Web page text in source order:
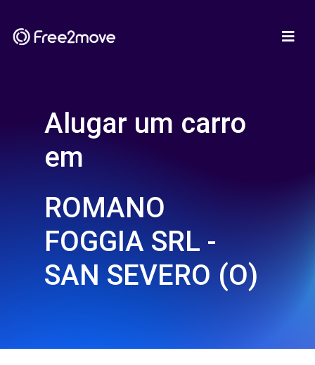
Alugar um carro
em
ROMANO
FOGGIA SRL -
SAN SEVERO (O)